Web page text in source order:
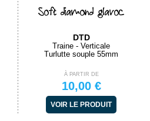
Soft diamond glavoc
DTD
Traine - Verticale
Turlutte souple 55mm
À PARTIR DE
10,00 €
VOIR LE PRODUIT